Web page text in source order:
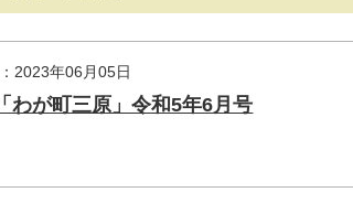
2023年06月05日
わが町三原」令和5年6月号